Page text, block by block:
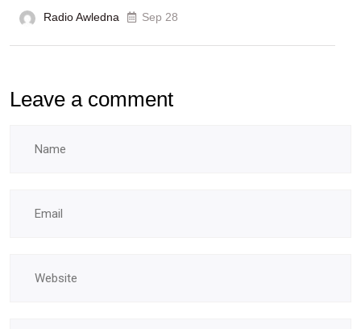
Radio Awledna Sep 28
Leave a comment